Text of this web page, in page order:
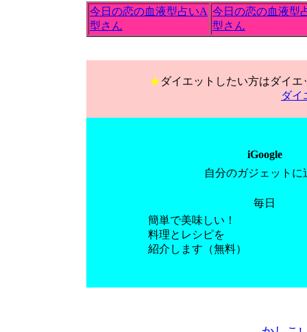
今日の恋の血液型占いA
型さん
今日の恋の血液型
型さん
★ダイエットしたい方はダイ
ダイ
iGoogle
自分のガジェットに
毎日
簡単で美味しい！
料理とレシピを
紹介します（無料）